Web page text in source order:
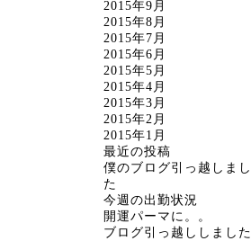
2015年9月
2015年8月
2015年7月
2015年6月
2015年5月
2015年4月
2015年3月
2015年2月
2015年1月
最近の投稿
僕のブログ引っ越しまし
た
今週の出勤状況
開運パーマに。。
ブログ引っ越ししました